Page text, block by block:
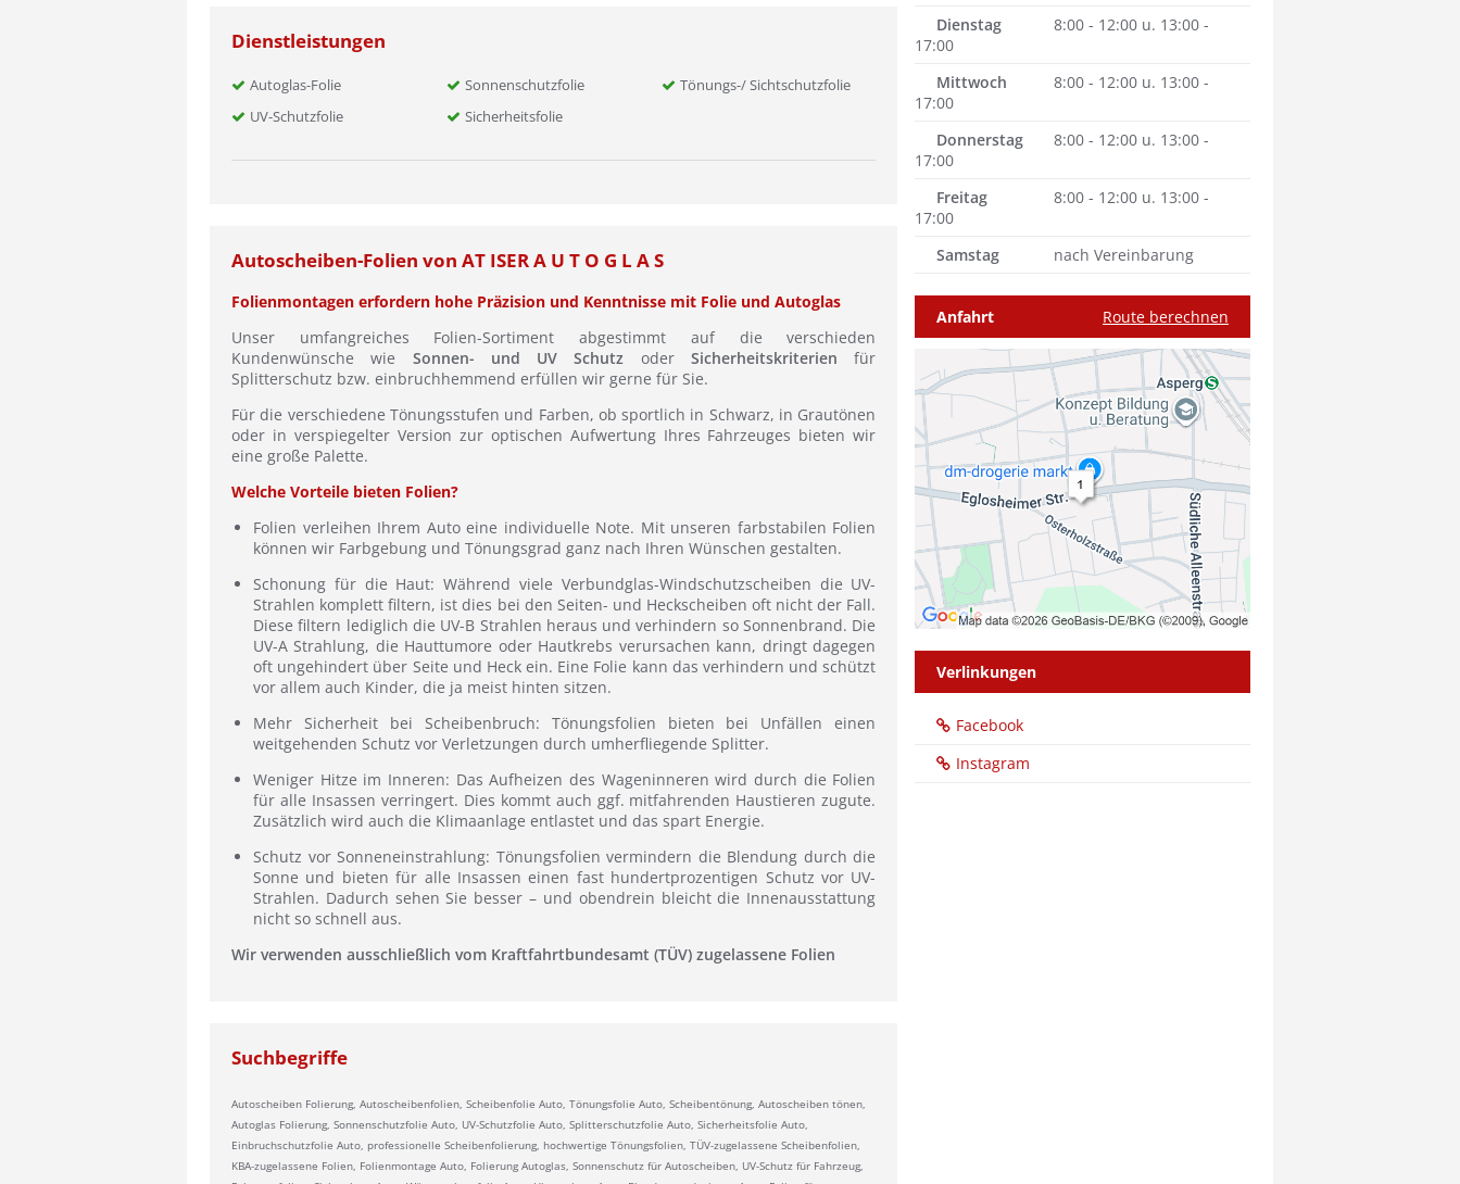
Dienstleistungen
Autoglas-Folie Sonnenschutzfolie
Tönungs-/ Sichtschutzfolie
UV-Schutzfolie
Sicherheitsfolie
Autoscheiben-Folien von AT ISER A U T O G L A S
Folienmontagen erfordern hohe Präzision und Kenntnisse mit Folie und Autoglas
Unser umfangreiches Folien-Sortiment abgestimmt auf die verschieden
Kundenwünsche wie Sonnen- und UV Schutz oderSicherheitskriterien für
Splitterschutz bzw. einbruchhemmend erfüllen wir gerne für Sie.
Für die verschiedene Tönungsstufen und Farben, ob sportlich in Schwarz, in Grautönen
oder in verspiegelter Version zur optischen Aufwertung Ihres Fahrzeuges bieten wir
eine große Palette.
Welche Vorteile bieten Folien?
Folien verleihen Ihrem Auto eine individuelle Note. Mit unseren farbstabilen Folien
können wir Farbgebung und Tönungsgrad ganz nach Ihren Wünschen gestalten.
Schonung für die Haut: Während viele Verbundglas-Windschutzscheiben die UV-
Strahlen komplett filtern, ist dies bei den Seiten- und Heckscheiben oft nicht der Fall.
Diese filtern lediglich die UV-B Strahlen heraus und verhindern so Sonnenbrand. Die
UV-A Strahlung, die Hauttumore oder Hautkrebs verursachen kann, dringt dagegen
oft ungehindert über Seite und Heck ein. Eine Folie kann das verhindern und schützt
vor allem auch Kinder, die ja meist hinten sitzen.
Mehr Sicherheit bei Scheibenbruch: Tönungsfolien bieten bei Unfällen einen
weitgehenden Schutz vor Verletzungen durch umherfliegende Splitter.
Weniger Hitze im Inneren: Das Aufheizen des Wageninneren wird durch die Folien
für alle Insassen verringert. Dies kommt auch ggf. mitfahrenden Haustieren zugute.
Zusätzlich wird auch die Klimaanlage entlastet und das spart Energie.
Schutz vor Sonneneinstrahlung: Tönungsfolien vermindern die Blendung durch die
Sonne und bieten für alle Insassen einen fast hundertprozentigen Schutz vor UV-
Strahlen. Dadurch sehen Sie besser – und obendrein bleicht die Innenausstattung
nicht so schnell aus.
Wir verwenden ausschließlich vom Kraftfahrtbundesamt (TÜV) zugelassene Folien
Suchbegriffe
Autoscheiben Folierung, Autoscheibenfolien, Scheibenfolie Auto, Tönungsfolie Auto, Scheibentönung, Autoscheiben tönen,
Autoglas Folierung, Sonnenschutzfolie Auto, UV-Schutzfolie Auto, Splitterschutzfolie Auto, Sicherheitsfolie Auto,
Einbruchschutzfolie Auto, professionelle Scheibenfolierung, hochwertige Tönungsfolien, TÜV-zugelassene Scheibenfolien,
KBA-zugelassene Folien, Folienmontage Auto, Folierung Autoglas, Sonnenschutz für Autoscheiben, UV-Schutz für Fahrzeug,
Dienstag
8:00 - 12:00 u. 13:00 -
17:00
Mittwoch
8:00 - 12:00 u. 13:00 -
17:00
Donnerstag
8:00 - 12:00 u. 13:00 -
17:00
Freitag
8:00 - 12:00 u. 13:00 -
17:00
Samstag
nach Vereinbarung
Anfahrt Route berechnen
Verlinkungen
Facebook
Instagram